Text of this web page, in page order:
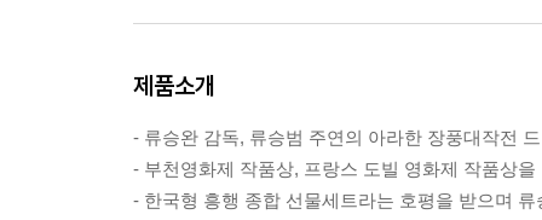
제품소개
- 류승완 감독, 류승범 주연의 아라한 장풍대작전
- 부천영화제 작품상, 프랑스 도빌 영화제 작품상
- 한국형 흥행 종합 선물세트라는 호평을 받으며